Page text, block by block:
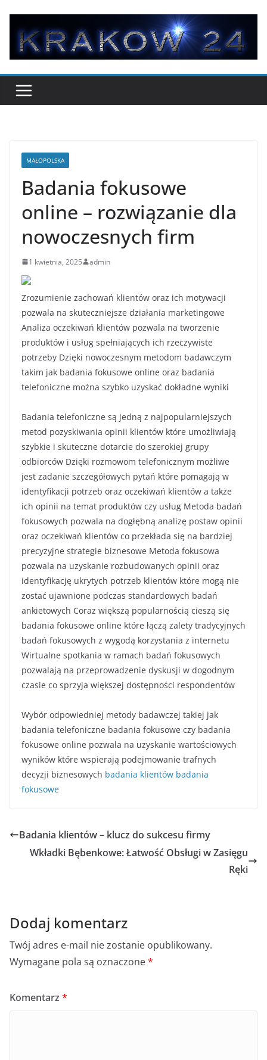
treści
MAŁOPOLSKA
Badania fokusowe
online – rozwiązanie dla
nowoczesnych firm
1 kwietnia, 2025 admin
Zrozumienie zachowań klientów oraz ich motywacji
pozwala na skuteczniejsze działania marketingowe
Analiza oczekiwań klientów pozwala na tworzenie
produktów i usług spełniających ich rzeczywiste
potrzeby Dzięki nowoczesnym metodom badawczym
takim jak badania fokusowe online oraz badania
telefoniczne można szybko uzyskać dokładne wyniki
Badania telefoniczne są jedną z najpopularniejszych
metod pozyskiwania opinii klientów które umożliwiają
szybkie i skuteczne dotarcie do szerokiej grupy
odbiorców Dzięki rozmowom telefonicznym możliwe
jest zadanie szczegółowych pytań które pomagają w
identyfikacji potrzeb oraz oczekiwań klientów a także
ich opinii na temat produktów czy usług Metoda badań
fokusowych pozwala na dogłębną analizę postaw opinii
oraz oczekiwań klientów co przekłada się na bardziej
precyzyjne strategie biznesowe Metoda fokusowa
pozwala na uzyskanie rozbudowanych opinii oraz
identyfikację ukrytych potrzeb klientów które mogą nie
zostać ujawnione podczas standardowych badań
ankietowych Coraz większą popularnością cieszą się
badania fokusowe online które łączą zalety tradycyjnych
badań fokusowych z wygodą korzystania z internetu
Wirtualne spotkania w ramach badań fokusowych
pozwalają na przeprowadzenie dyskusji w dogodnym
czasie co sprzyja większej dostępności respondentów
Wybór odpowiedniej metody badawczej takiej jak
badania telefoniczne badania fokusowe czy badania
fokusowe online pozwala na uzyskanie wartościowych
wyników które wspierają podejmowanie trafnych
decyzji biznesowych badania klientów badania
fokusowe
Badania klientów – klucz do sukcesu firmy
Wkładki Bębenkowe: Łatwość Obsługi w Zasięgu
Ręki
Dodaj komentarz
Twój adres e-mail nie zostanie opublikowany.
Wymagane pola są oznaczone*
Komentarz *